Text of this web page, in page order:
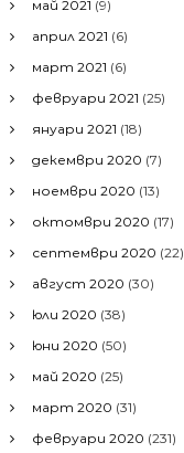
май 2021 (9)
април 2021 (6)
март 2021 (6)
февруари 2021 (25)
януари 2021 (18)
декември 2020 (7)
ноември 2020 (13)
октомври 2020 (17)
септември 2020 (22)
август 2020 (30)
юли 2020 (38)
юни 2020 (50)
май 2020 (25)
март 2020 (31)
февруари 2020 (231)